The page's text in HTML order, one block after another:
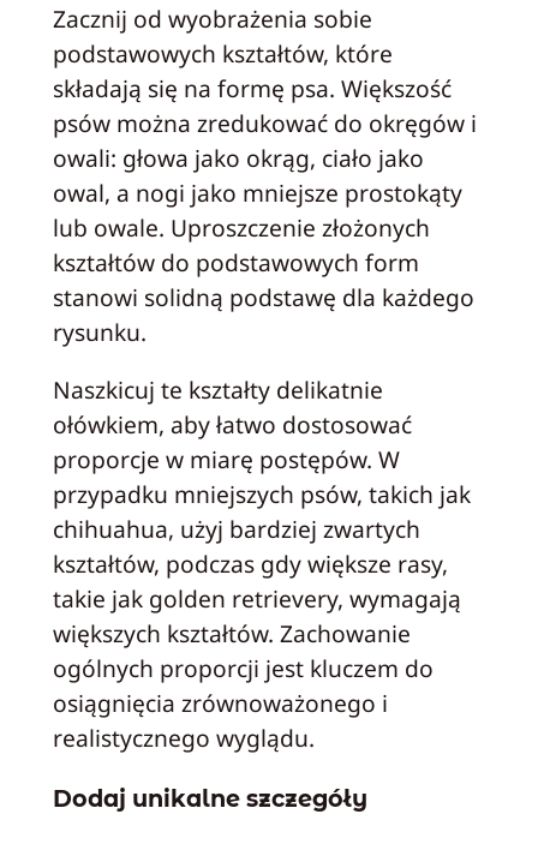
Zacznij od wyobrażenia sobie
podstawowych kształtów, które
składają się na formę psa. Większość
psów można zredukować do okręgów i
owali: głowa jako okrąg, ciało jako
owal, a nogi jako mniejsze prostokąty
lub owale. Uproszczenie złożonych
kształtów do podstawowych form
stanowi solidną podstawę dla każdego
rysunku.
Naszkicuj te kształty delikatnie
ołówkiem, aby łatwo dostosować
proporcje w miarę postępów. W
przypadku mniejszych psów, takich jak
chihuahua, użyj bardziej zwartych
kształtów, podczas gdy większe rasy,
takie jak golden retrievery, wymagają
większych kształtów. Zachowanie
ogólnych proporcji jest kluczem do
osiągnięcia zrównoważonego i
realistycznego wyglądu.
Dodaj unikalne szczegóły